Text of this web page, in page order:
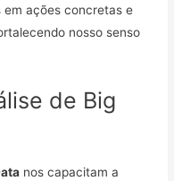
em ações concretas e
nosso senso
de Big
nos capacitam a